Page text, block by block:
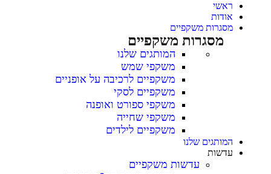
ראשי
אודות
מסגרות משקפיים
מסגרות משקפיים
המותגים שלנו
משקפי שמש
משקפיים לרכיבה על אופניים
משקפיים לסקי
משקפי ספורט ואופנה
משקפי שחייה
משקפיים לילדים
המותגים שלנו
עדשות
עדשות משקפיים